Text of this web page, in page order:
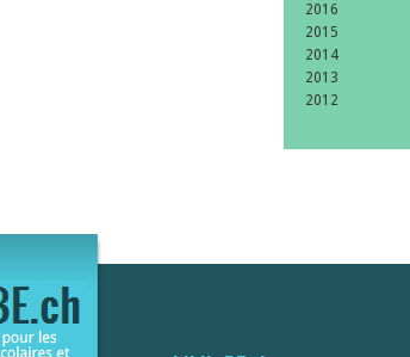
2016
2015
2014
2013
2012